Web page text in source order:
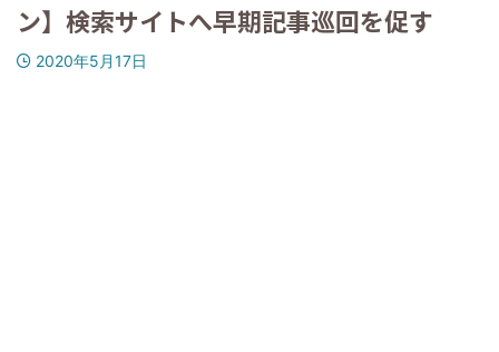
ン】検索サイトへ早期記事巡回を促す
2020年5月17日